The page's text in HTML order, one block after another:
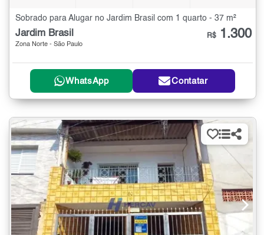
Sobrado para Alugar no Jardim Brasil com 1 quarto - 37 m²
Jardim Brasil
Zona Norte - São Paulo
R$ 1.300
WhatsApp Contatar